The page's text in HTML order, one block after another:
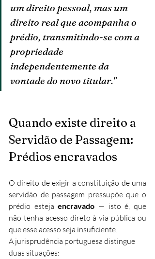
um direito pessoal, mas um
direito real que acompanha o
prédio, transmitindo-se com a
propriedade
independentemente da
vontade do novo titular."
Quando existe direito a
Servidão de Passagem:
Prédios encravados
O direito de exigir a constituição de uma
servidão de passagem pressupõe que o
prédio esteja encravado — isto é, que
não tenha acesso direto à via pública ou
que esse acesso seja insuficiente.
A jurisprudência portuguesa distingue
duas situações: